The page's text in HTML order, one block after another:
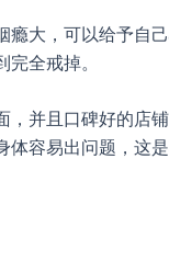
大，可以给予自己
全戒掉。
并且口碑好的店
容易出问题，这是